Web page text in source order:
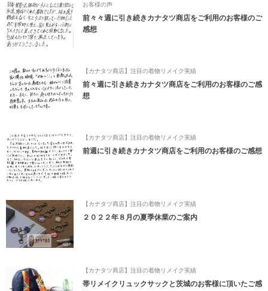
お客様の声
前々々週に引き続きカナタツ商店をご利用のお客様のご
感想
【カナタツ商店】注目の着物リメイク実績
前々週に引き続きカナタツ商店をご利用のお客様のご感
想
【カナタツ商店】注目の着物リメイク実績
前週に引き続きカナタツ商店をご利用のお客様のご感想
【カナタツ商店】注目の着物リメイク実績
２０２２年８月の夏季休業のご案内
【カナタツ商店】注目の着物リメイク実績
帯リメイクリュックサックと茨城のお客様に頂いたご感